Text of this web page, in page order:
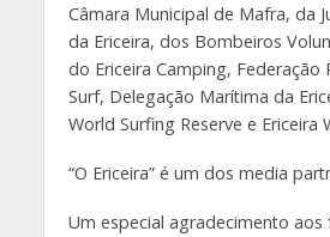
Câmara Municipal de Mafra, da
da Ericeira, dos Bombeiros
do Ericeira Camping, Federação
Surf, Delegação Marítima da
World Surfing Reserve e Ericeira
“O Ericeira” é um dos media
Um especial agradecimento